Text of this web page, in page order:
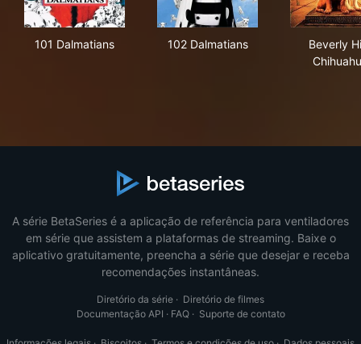
101 Dalmatians 102 Dalmatians
Beverly
A série BetaSeries é a aplicação de referência para ventiladores
em série que assistem a plataformas de streaming. Baixe o
aplicativo gratuitamente, preencha a série que desejar e receba
recomendações instantâneas.
Diretório da série · Diretório de filmes
Documentação API · FAQ· Suporte de contato